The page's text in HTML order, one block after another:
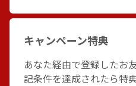
キャンペーン特典
あなた経由で登録したお
記条件を達成されたら特